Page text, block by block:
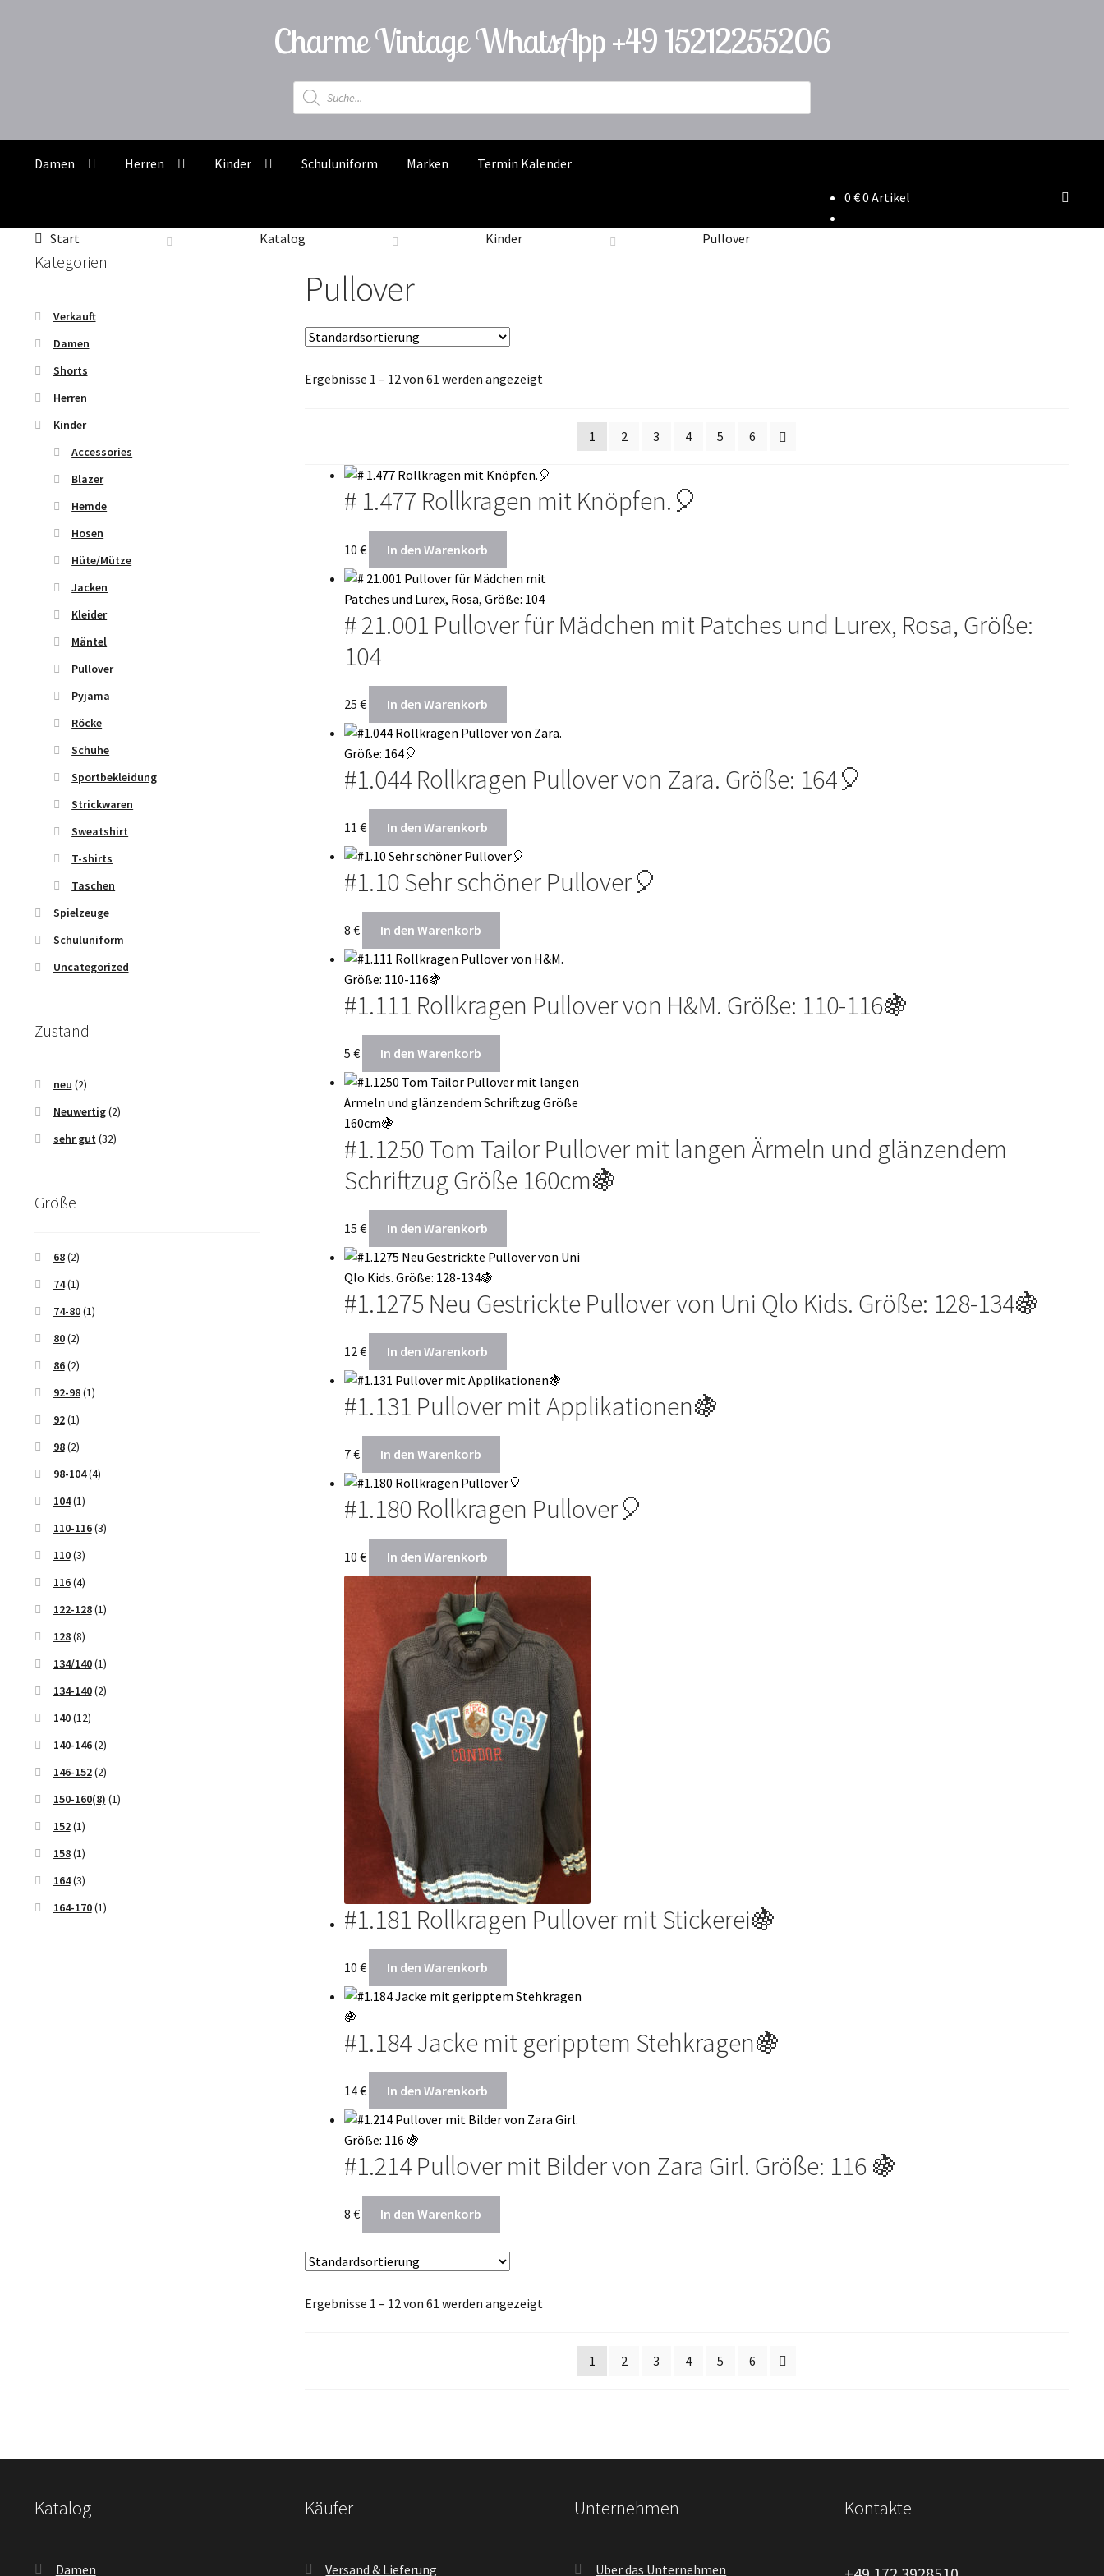
Charme Vintage WhatsApp +49 15212255206
Products
search
Damen Herren Kinder Schuluniform Marken Termin Kalender
0€0 Artikel
Start Katalog Kinder Pullover
Pullover
Ergebnisse 1 – 12 von 61 werden angezeigt
1 2 3 4 5 6
# 1.477 Rollkragen mit Knöpfen.🎈
10 € In den Warenkorb
# 21.001 Pullover für Mädchen mit Patches und Lurex, Rosa, Größe:
104
25 € In den Warenkorb
#1.044 Rollkragen Pullover von Zara. Größe: 164🎈
11 € In den Warenkorb
#1.10 Sehr schöner Pullover🎈
8 € In den Warenkorb
#1.111 Rollkragen Pullover von H&M. Größe: 110-116🍇
5 € In den Warenkorb
#1.1250 Tom Tailor Pullover mit langen Ärmeln und glänzendem
Schriftzug Größe 160cm🍇
15 € In den Warenkorb
#1.1275 Neu Gestrickte Pullover von Uni Qlo Kids. Größe: 128-134🍇
12 € In den Warenkorb
#1.131 Pullover mit Applikationen🍇
7€ In den Warenkorb
#1.180 Rollkragen Pullover🎈
10 € In den Warenkorb
#1.181 Rollkragen Pullover mit Stickerei🍇
10 € In den Warenkorb
#1.184 Jacke mit geripptem Stehkragen🍇
14€ In den Warenkorb
#1.214 Pullover mit Bilder von Zara Girl. Größe: 116 🍇
8 € In den Warenkorb
Ergebnisse 1 – 12 von 61 werden angezeigt
1 2 3 4 5 6
Kategorien
Verkauft
Damen
Shorts
Herren
Kinder
Accessories
Blazer
Hemde
Hosen
Hüte/Mütze
Jacken
Kleider
Mäntel
Pullover
Pyjama
Röcke
Schuhe
Sportbekleidung
Strickwaren
Sweatshirt
T-shirts
Taschen
Spielzeuge
Schuluniform
Uncategorized
Zustand
neu (2)
Neuwertig(2)
sehr gut (32)
Größe
68(2)
74(1)
74-80(1)
80(2)
86(2)
92-98(1)
92(1)
98(2)
98-104(4)
104(1)
110-116(3)
110(3)
116(4)
122-128(1)
128(8)
134/140(1)
134-140(2)
140(12)
140-146(2)
146-152(2)
150-160(8) (1)
152(1)
158(1)
164(3)
164-170(1)
Katalog
Damen
Käufer
Versand & Lieferung
Unternehmen
Über das Unternehmen
Kontakte